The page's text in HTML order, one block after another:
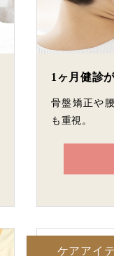
1ヶ月健診
骨盤矯正や
も重視。
ケアアイ